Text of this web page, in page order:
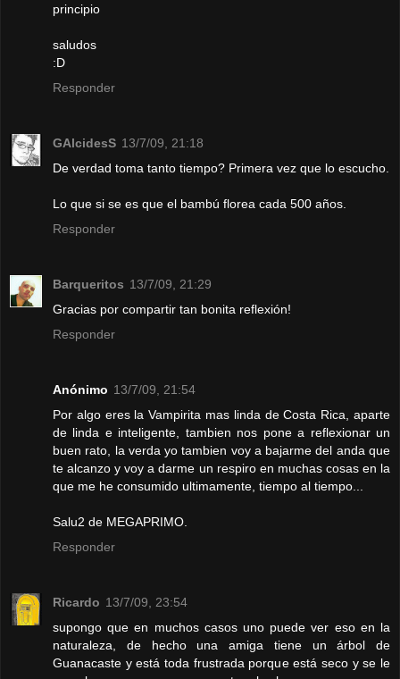
principio
saludos
:D
Responder
GAlcidesS 13/7/09, 21:18
De verdad toma tanto tiempo? Primera vez que lo escucho.
Lo que si se es que el bambú florea cada 500 años.
Responder
Barqueritos 13/7/09, 21:29
Gracias por compartir tan bonita reflexión!
Responder
Anónimo 13/7/09, 21:54
Por algo eres la Vampirita mas linda de Costa Rica, aparte
de linda e inteligente, tambien nos pone a reflexionar un
buen rato, la verda yo tambien voy a bajarme del anda que
te alcanzo y voy a darme un respiro en muchas cosas en la
que me he consumido ultimamente, tiempo al tiempo...
Salu2 de MEGAPRIMO.
Responder
Ricardo 13/7/09, 23:54
supongo que en muchos casos uno puede ver eso en la
naturaleza, de hecho una amiga tiene un árbol de
Guanacaste y está toda frustrada porque está seco y se le